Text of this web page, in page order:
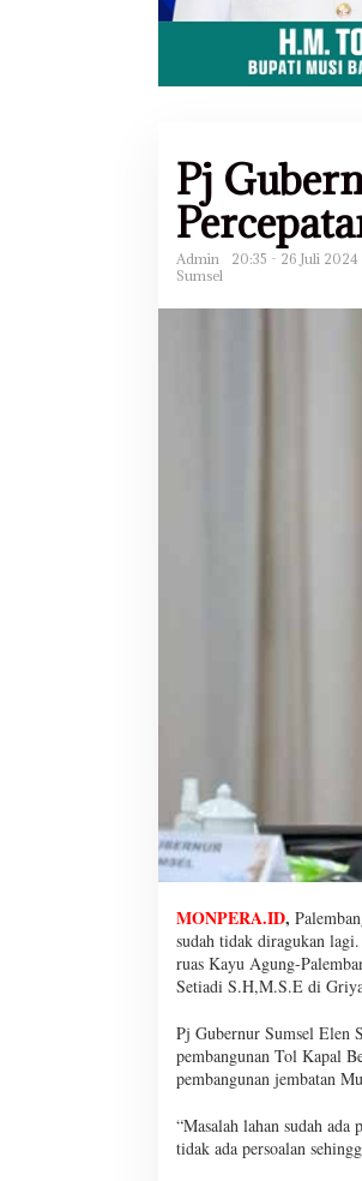
Pj
Admin
20:35 - 26 Juli 2024
Sumsel
MONPERA.ID,
sudah tidak diragukan
ruas Kayu Agung-
Setiadi S.H,M.S.E di
Pj Gubernur Sumsel Elen
pembangunan Tol Kapal
pembangunan jembatan
“Masalah lahan sudah
tidak ada persoalan